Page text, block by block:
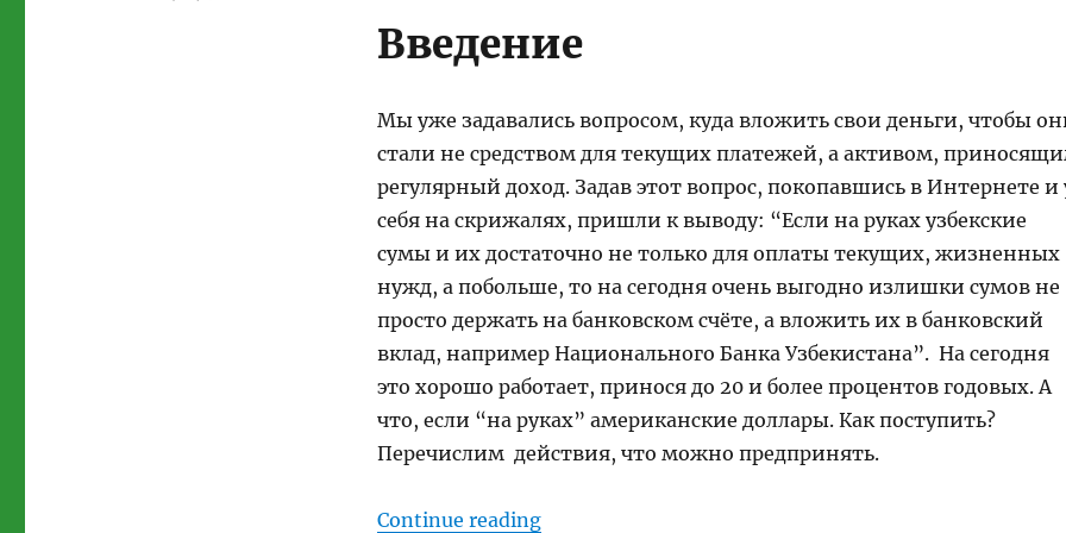
Введение
Мы уже задавались вопросом, куда вложить свои деньги, чтобы
стали не средством для текущих платежей, а активом,
регулярный доход. Задав этот вопрос, покопавшись в Интернете и
себя на скрижалях, пришли к выводу: “Если на руках узбекские
сумы и их достаточно не только для оплаты текущих, жизненных
нужд, а побольше, то на сегодня очень выгодно излишки сумов не
просто держать на банковском счёте, а вложить их в банковский
вклад, например Национального Банка Узбекистана”. На сегодня
это хорошо работает, принося до 20 и более процентов годовых. А
что, если “на руках” американские доллары. Как поступить?
Перечислим действия, что можно предпринять.
Continue reading“Какой вклад на сегодня надежнее и выгоднее –